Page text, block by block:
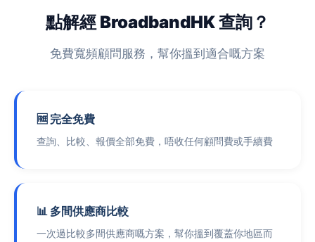
點解經 BroadbandHK 查詢？
免費寬頻顧問服務，幫你搵到適合嘅方案
🆓 完全免費
查詢、比較、報價全部免費，唔收任何顧問費或手續費
📊 多間供應商比較
一次過比較多間供應商嘅方案，幫你搵到覆蓋你地區而